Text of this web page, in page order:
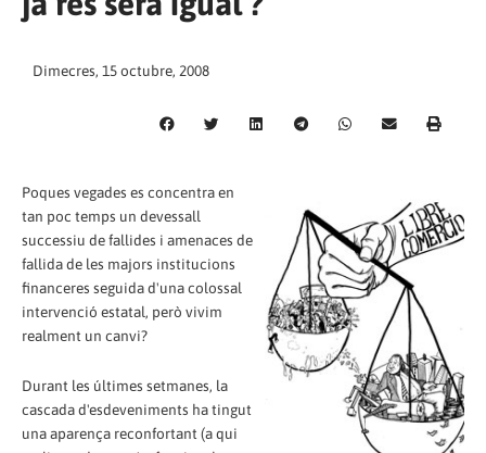
Dimecres, 15 octubre, 2008
Poques vegades es concentra en
tan poc temps un devessall
successiu de fallides i amenaces de
fallida de les majors institucions
financeres seguida d'una colossal
intervenció estatal, però vivim
realment un canvi?
Durant les últimes setmanes, la
cascada d'esdeveniments ha tingut
una aparença reconfortant (a qui